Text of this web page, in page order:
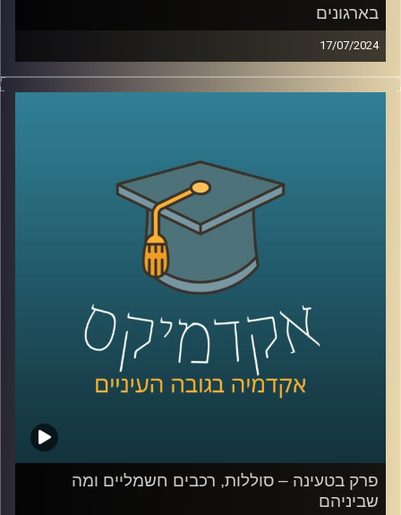
בארגונים
17/07/2024
דמיינו את התרחיש הבא:
אתם בעבודה שלכם עובדים קשה – ופתאום הבוס שלכם
ככל הנראה רובכם תופתעו לשמוע שהתשובה היא דווקא לא
כסף מזומן. מהמחקרים, שערך הפסיכולוג ד"ר גיא הוכמן
באוניברסיטת דיוק, עולה כי עובדים אמנם אומרים שהם רוצים
כסף מזומן, אבל מה שהם באמת רוצים זו מילה טובה מהבוס.
המקרה הזה מצטרף לשורה גדולה של מקרים שנחקרו על ידי
הכלכלה ההתנהגותית ונמצא שהתשובה האינטואיטיבית או
ההגיונית היא לא תמיד הנכונה
אז על זה ועוד הצטרף אלינו ד״ר גיא הוכמן, ראש תכנית התואר
השני בכלכלה התנהגותית באוניברסיטת רייכמן
קרדיט תמונות:AudioVersity
פרק בטעינה – סוללות, רכבים חשמליים ומה
שביניהם